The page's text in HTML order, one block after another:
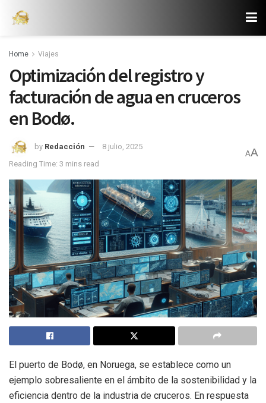
Home Viajes
Optimización del registro y
facturación de agua en cruceros
en Bodø.
by Redacción
8 julio, 2025
Reading Time: 3 mins read
AA
El puerto de Bodø, en Noruega, se establece como un
ejemplo sobresaliente en el ámbito de la sostenibilidad y la
eficiencia dentro de la industria de cruceros. En respuesta